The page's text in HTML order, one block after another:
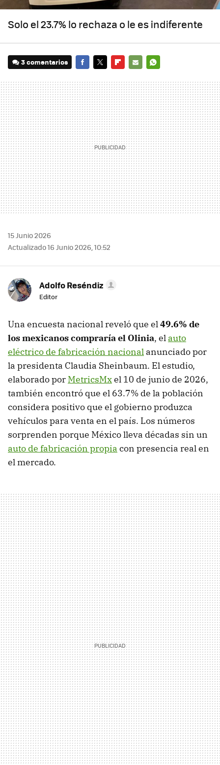
Solo el 23.7% lo rechaza o le es indiferente
3 comentarios
MAIL
15 Junio 2026
Actualizado 16 Junio 2026, 10:52
Adolfo Reséndiz
Editor
Una encuesta nacional reveló que el49.6% de
los mexicanos compraría el Olinia, el auto
eléctrico de fabricación nacional anunciado por
la presidenta Claudia Sheinbaum. El estudio,
elaborado por MetricsMxel 10 de junio de 2026,
también encontró que el 63.7% de la población
considera positivo que el gobierno produzca
vehículos para venta en el país. Los números
sorprenden porque México lleva décadas sin un
auto de fabricación propia con presencia real en
el mercado.